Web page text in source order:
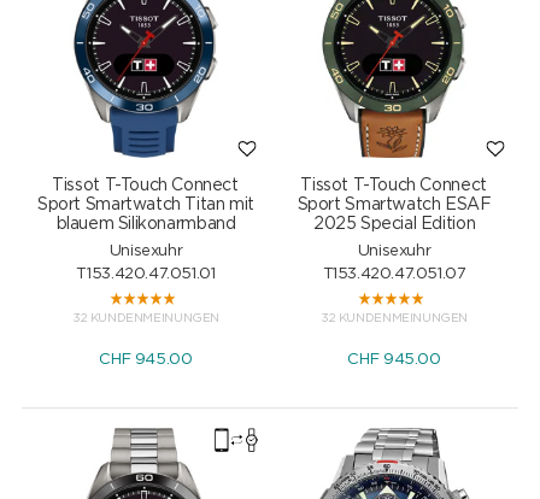
Tissot T-Touch Connect
Sport Smartwatch Titan mit
blauem Silikonarmband
Unisexuhr
T153.420.47.051.01
32 KUNDENMEINUNGEN
CHF945.00
Tissot T-Touch Connect
Sport Smartwatch ESAF
2025 Special Edition
Unisexuhr
T153.420.47.051.07
32 KUNDENMEINUNGEN
CHF945.00